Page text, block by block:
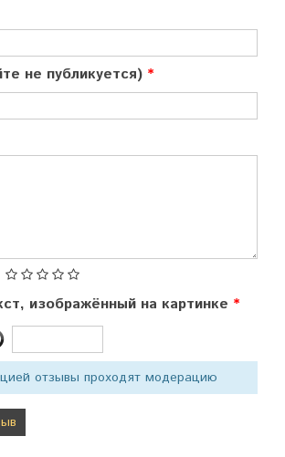
не публикуется)
изображённый на картинке
отзывы проходят модерацию